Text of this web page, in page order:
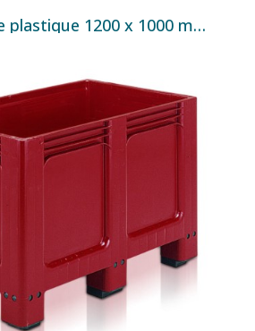
Caisse palette plastique 1200 x 1000 mm – 2 ou 3 semelles – 650 litres